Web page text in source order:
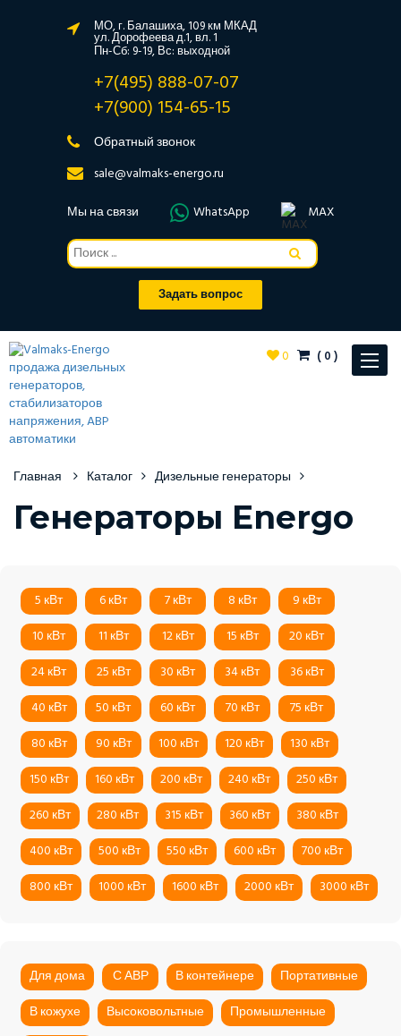
МО, г. Балашиха, 109 км МКАД
ул. Дорофеева д.1, вл. 1
Пн-Сб: 9-19, Вс: выходной
+7(495) 888-07-07
+7(900) 154-65-15
Обратный звонок
sale@valmaks-energo.ru
Мы на связи
WhatsApp MAX
Задать вопрос
Toggle
0 (0)
Главная Каталог Дизельные генераторы
Генераторы Energo
5 кВт 6 кВт 7 кВт 8 кВт
9 кВт
10 кВт
11 кВт 12 кВт 15 кВт
20 кВт
24 кВт
25 кВт 30 кВт 34 кВт
36 кВт
40 кВт
50 кВт 60 кВт 70 кВт
75 кВт
80 кВт
90 кВт 100 кВт 120 кВт
130 кВт
150 кВт
160 кВт 200 кВт 240 кВт
250 кВт
260 кВт
280 кВт 315 кВт 360 кВт
380 кВт
400 кВт
500 кВт 550 кВт 600 кВт
700 кВт
800 кВт
1000 кВт 1600 кВт 2000 кВт 3000 кВт
Для дома С АВР В контейнере
Портативные
В кожухе
Высоковольтные
Промышленные